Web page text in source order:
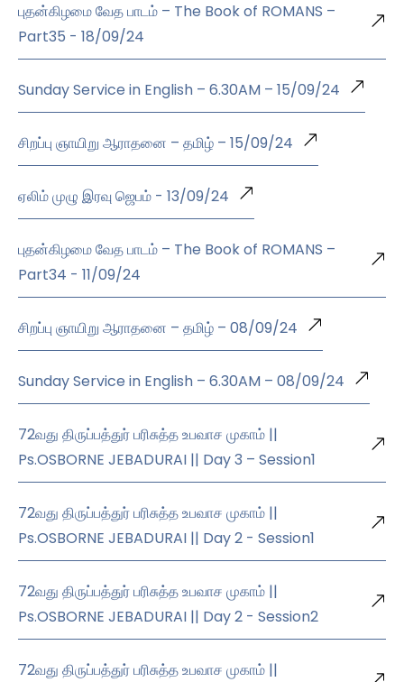
புதன்கிழமை வேத பாடம் – The Book of ROMANS –
Part35 - 18/09/24
Sunday Service in English – 6.30AM – 15/09/24
சிறப்பு ஞாயிறு ஆராதனை – தமிழ் – 15/09/24
ஏலிம் முழு இரவு ஜெபம் - 13/09/24
புதன்கிழமை வேத பாடம் – The Book of ROMANS –
Part34 - 11/09/24
சிறப்பு ஞாயிறு ஆராதனை – தமிழ் – 08/09/24
Sunday Service in English – 6.30AM – 08/09/24
72வது திருப்பத்துர் பரிசுத்த உபவாச முகாம் ||
Ps.OSBORNE JEBADURAI || Day 3 – Session1
72வது திருப்பத்துர் பரிசுத்த உபவாச முகாம் ||
Ps.OSBORNE JEBADURAI || Day 2 - Session1
72வது திருப்பத்துர் பரிசுத்த உபவாச முகாம் ||
Ps.OSBORNE JEBADURAI || Day 2 - Session2
72வது திருப்பத்துர் பரிசுத்த உபவாச முகாம் ||